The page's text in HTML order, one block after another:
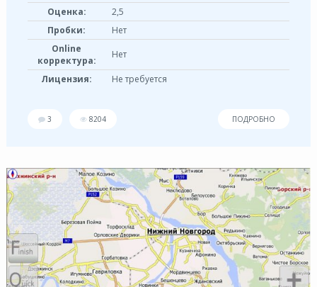
Оценка:
2,5
Пробки:
Нет
Online
корректура:
Нет
Лицензия: Не требуется
3 8204 ПОДРОБНО